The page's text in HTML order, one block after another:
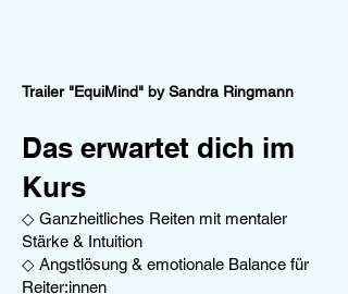
Trailer "EquiMind" by Sandra Ringmann
Das erwartet dich im
Kurs
◇ Ganzheitliches Reiten mit mentaler
Stärke & Intuition
◇ Angstlösung & emotionale Balance für
Reiter:innen